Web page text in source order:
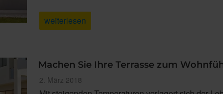
„Durchsicht
und
weiterlesen
Machen Sie Ihre Terrasse zum
Veröffentlicht
am
2. März 2018